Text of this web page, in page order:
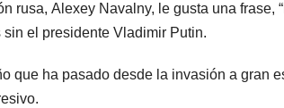
rusa, Alexey Navalny, le gusta una frase,
el presidente Vladimir Putin.
que ha pasado desde la invasión a gran